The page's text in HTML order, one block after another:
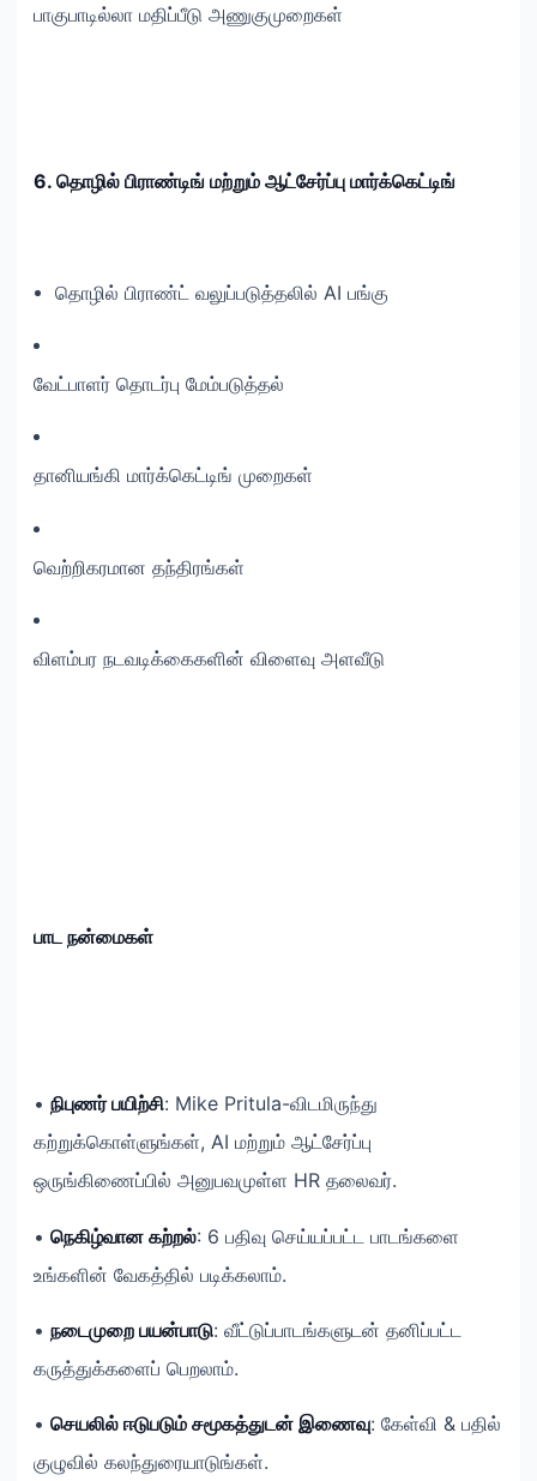
பாகுபாடில்லா மதிப்பீடு அணுகுமுறைகள்
6. தொழில் பிராண்டிங் மற்றும் ஆட்சேர்ப்பு மார்க்கெட்டிங்
தொழில் பிராண்ட் வலுப்படுத்தலில் AI பங்கு
வேட்பாளர் தொடர்பு மேம்படுத்தல்
தானியங்கி மார்க்கெட்டிங் முறைகள்
வெற்றிகரமான தந்திரங்கள்
விளம்பர நடவடிக்கைகளின் விளைவு அளவீடு
பாட நன்மைகள்
• நிபுணர் பயிற்சி: Mike Pritula-விடமிருந்து
கற்றுக்கொள்ளுங்கள், AI மற்றும் ஆட்சேர்ப்பு
ஒருங்கிணைப்பில் அனுபவமுள்ள HR தலைவர்.
• நெகிழ்வான கற்றல்: 6 பதிவு செய்யப்பட்ட பாடங்களை
உங்களின் வேகத்தில் படிக்கலாம்.
• நடைமுறை பயன்பாடு: வீட்டுப்பாடங்களுடன் தனிப்பட்ட
கருத்துக்களைப் பெறலாம்.
• செயலில் ஈடுபடும் சமூகத்துடன் இணைவு: கேள்வி & பதில்
குழுவில் கலந்துரையாடுங்கள்.